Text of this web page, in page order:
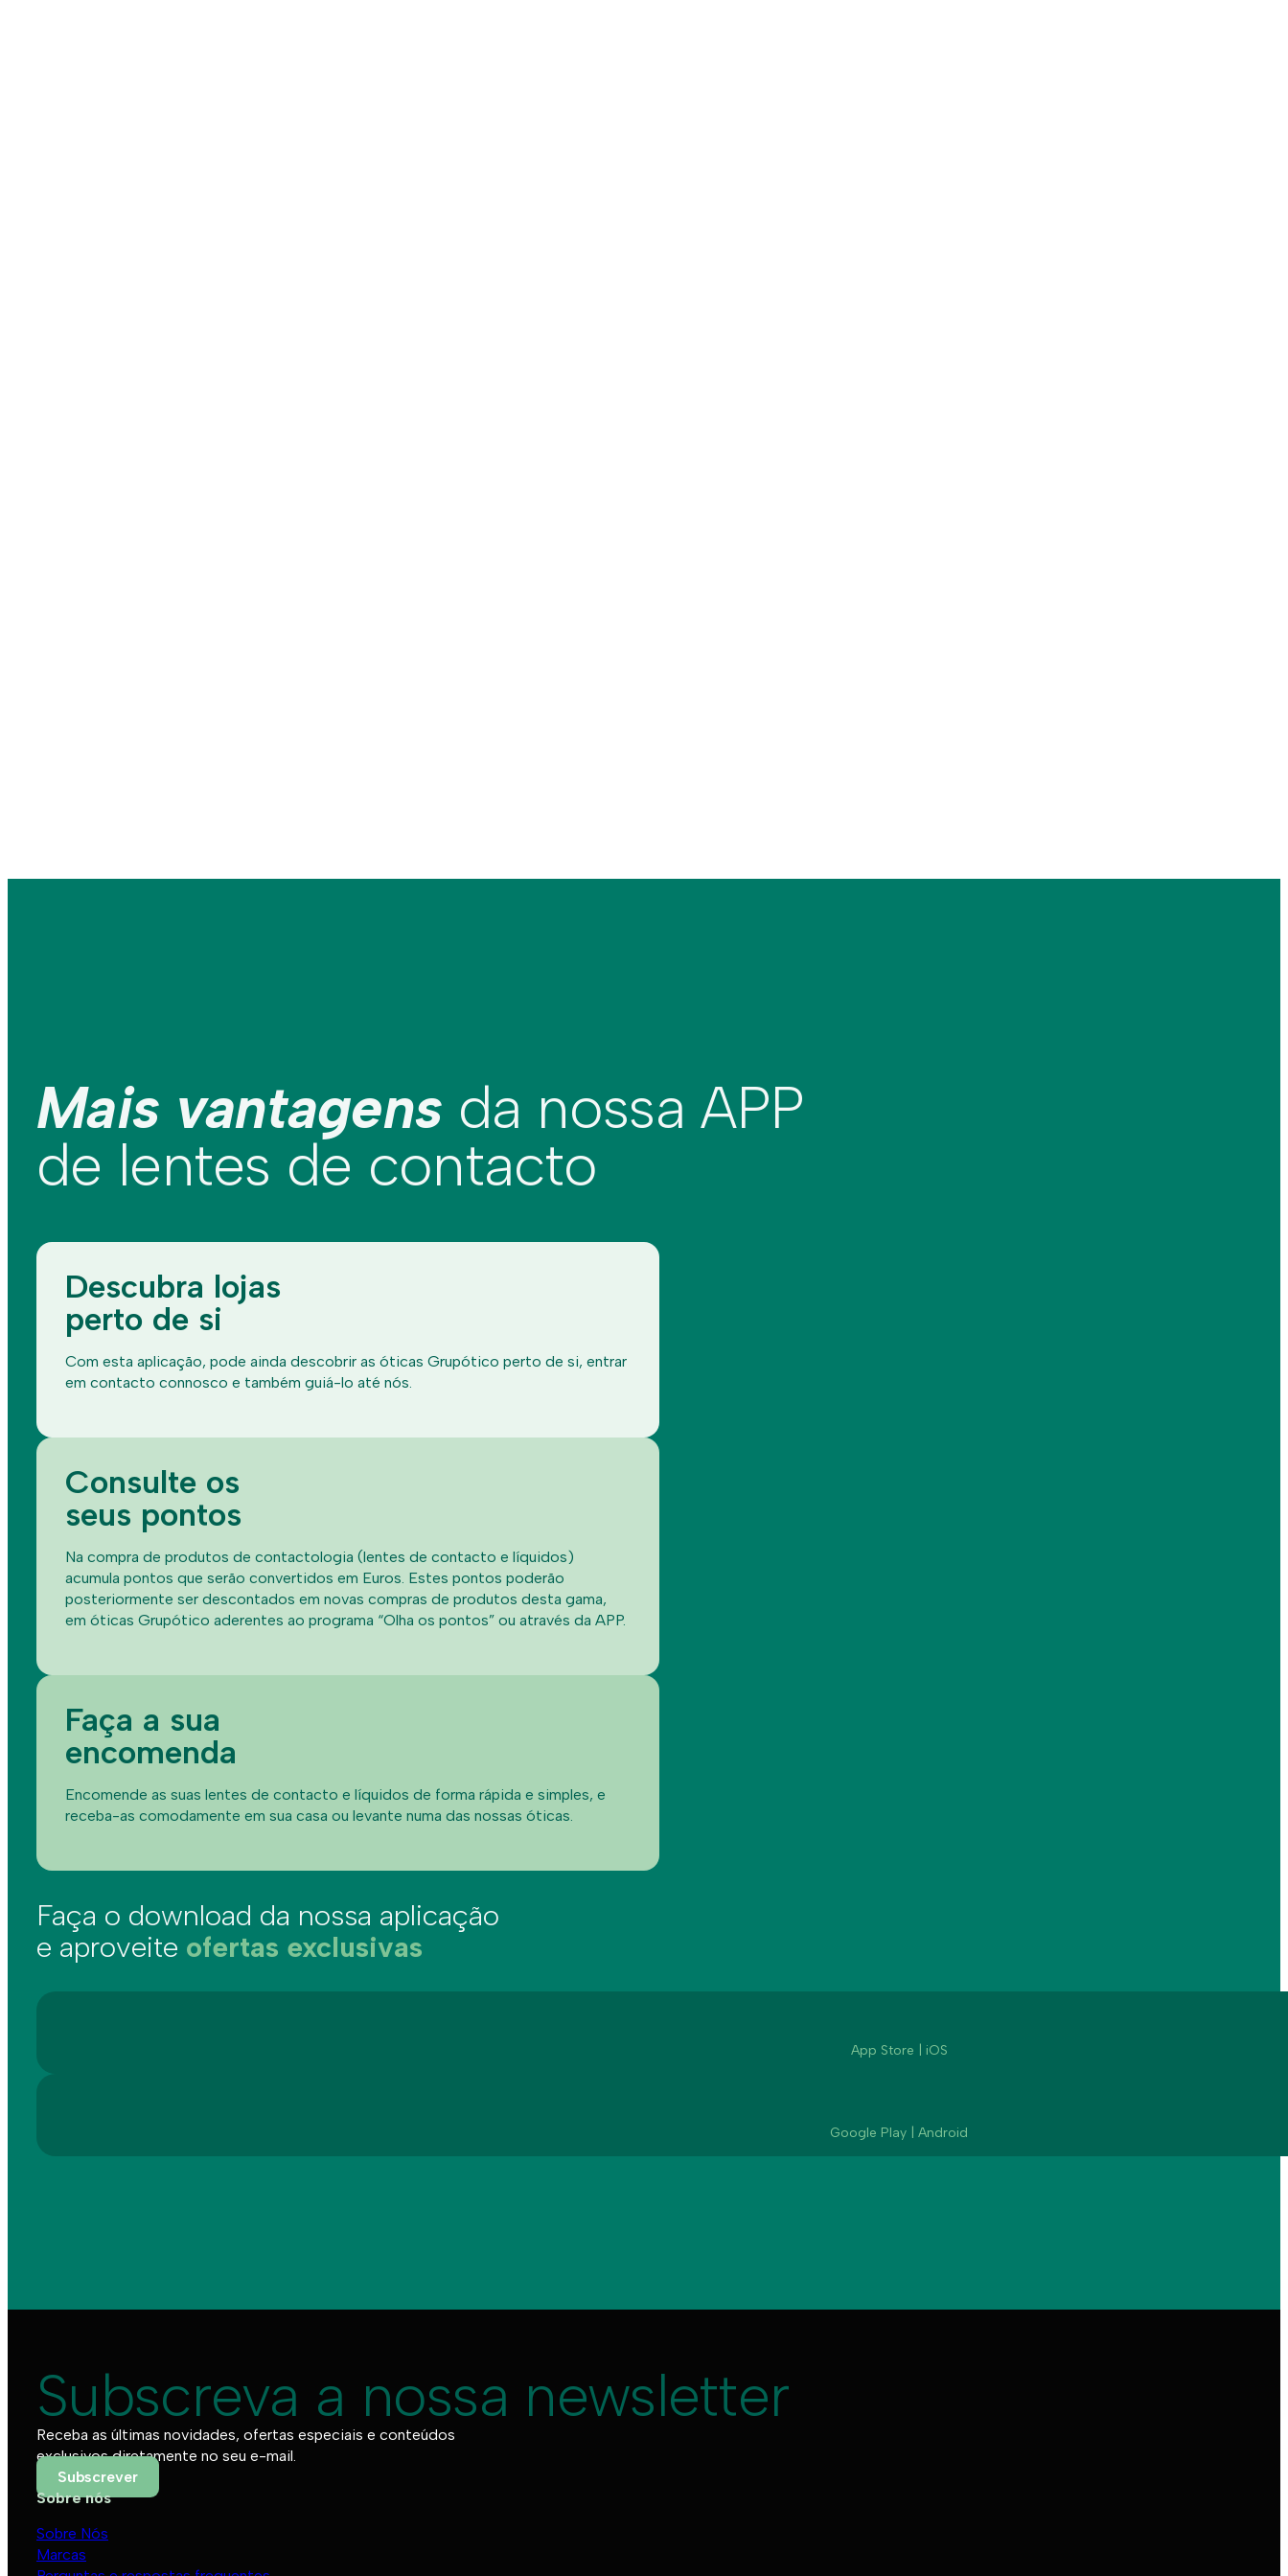
Mais vantagens da nossa APP
de lentes de contacto
Descubra lojas
perto de si
Com esta aplicação, pode ainda descobrir as óticas Grupótico perto de si, entrar
em contacto connosco e também guiá-lo até nós.
Consulte os
seus pontos
Na compra de produtos de contactologia (lentes de contacto e líquidos)
acumula pontos que serão convertidos em Euros. Estes pontos poderão
posteriormente ser descontados em novas compras de produtos desta gama,
em óticas Grupótico aderentes ao programa “Olha os pontos” ou através da APP.
Faça a sua
encomenda
Encomende as suas lentes de contacto e líquidos de forma rápida e simples, e
receba-as comodamente em sua casa ou levante numa das nossas óticas.
Faça o download da nossa aplicação
e aproveite ofertas exclusivas
App Store | iOS
Google Play | Android
Subscreva a nossa newsletter
Receba as últimas novidades, ofertas especiais e conteúdos
exclusivos diretamente no seu e-mail.
Subscrever
Sobre nós
Sobre Nós
Marcas